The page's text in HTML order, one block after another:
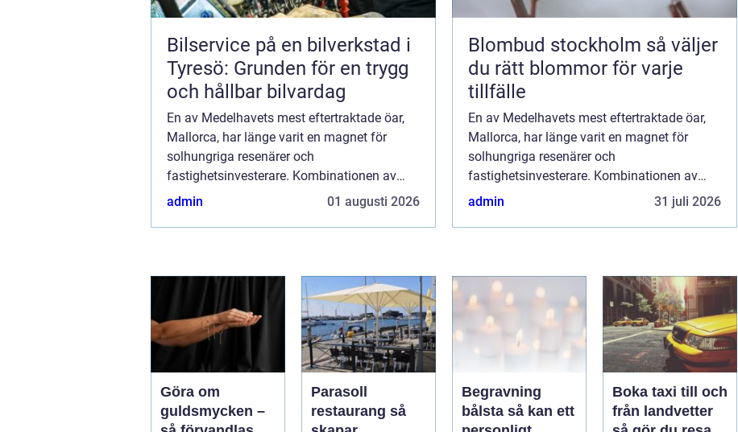
Bilservice på en bilverkstad i
Tyresö: Grunden för en trygg
och hållbar bilvardag
En av Medelhavets mest eftertraktade öar,
Mallorca, har länge varit en magnet för
solhungriga resenärer och
fastighetsinvesterare. Kombinationen av
strålande stränder, pittoreska byar och
admin 01 augusti 2026
Blombud stockholm så väljer
du rätt blommor för varje
tillfälle
En av Medelhavets mest eftertraktade öar,
Mallorca, har länge varit en magnet för
solhungriga resenärer och
fastighetsinvesterare. Kombinationen av
strålande stränder, pittoreska byar och
admin 31 juli 2026
Göra om
guldsmycken –
Parasoll
restaurang så
Begravning
bålsta så kan ett
Boka taxi till och
från landvetter